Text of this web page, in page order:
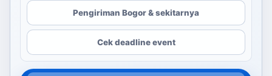
Pengiriman Bogor & sekitarnya
Cek deadline event